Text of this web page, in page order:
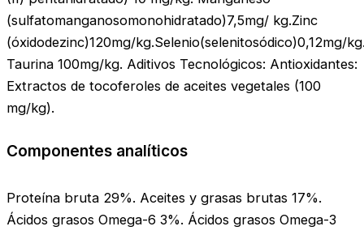
(sulfatomanganosomonohidratado)7,5mg/ kg.Zinc
(óxidodezinc)120mg/kg.Selenio(selenitosódico)0,12mg/
Taurina 100mg/kg. Aditivos Tecnológicos: Antioxidantes:
Extractos de tocoferoles de aceites vegetales (100
mg/kg).
Componentes analíticos
Proteína bruta 29%. Aceites y grasas brutas 17%.
Ácidos grasos Omega-6 3%. Ácidos grasos Omega-3